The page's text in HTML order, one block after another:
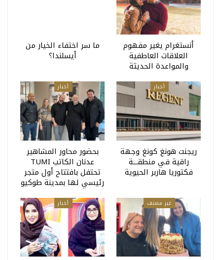
أنستغرام يغير مفهوم
العلاقات العاطفية
والمواعدة الحديثة
ما سر اختفاء الخيار من
أيسلندا؟
أخبار
ريجنت هونغ كونغ وجهة
راقية في منطقـــة
فكتوريا هاربر الحيوية
أخبار
بحضور محاور المشاهير
عدنان الكاتب TUMI
تحتفل بافتتاح أول متجر
رئيسي لها بمدينة طوكيو
غير مصنف أخبار